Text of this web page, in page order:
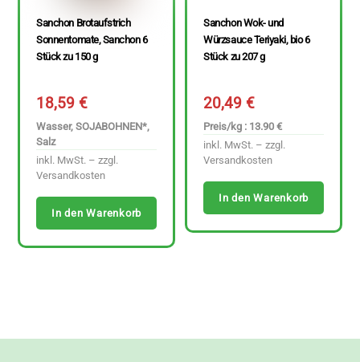
Sanchon Brotaufstrich
Sonnentomate, Sanchon 6
Stück zu 150 g
18,59€
Wasser, SOJABOHNEN*,
Salz
inkl. MwSt. – zzgl.
Versandkosten
In den Warenkorb
Sanchon Wok- und
Würzsauce Teriyaki, bio 6
Stück zu 207 g
20,49€
Preis/kg : 13.90 €
inkl. MwSt. – zzgl.
Versandkosten
In den Warenkorb